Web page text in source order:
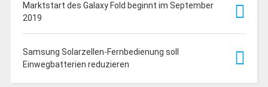
Marktstart des Galaxy Fold beginnt im September
2019
Samsung Solarzellen-Fernbedienung soll
Einwegbatterien reduzieren